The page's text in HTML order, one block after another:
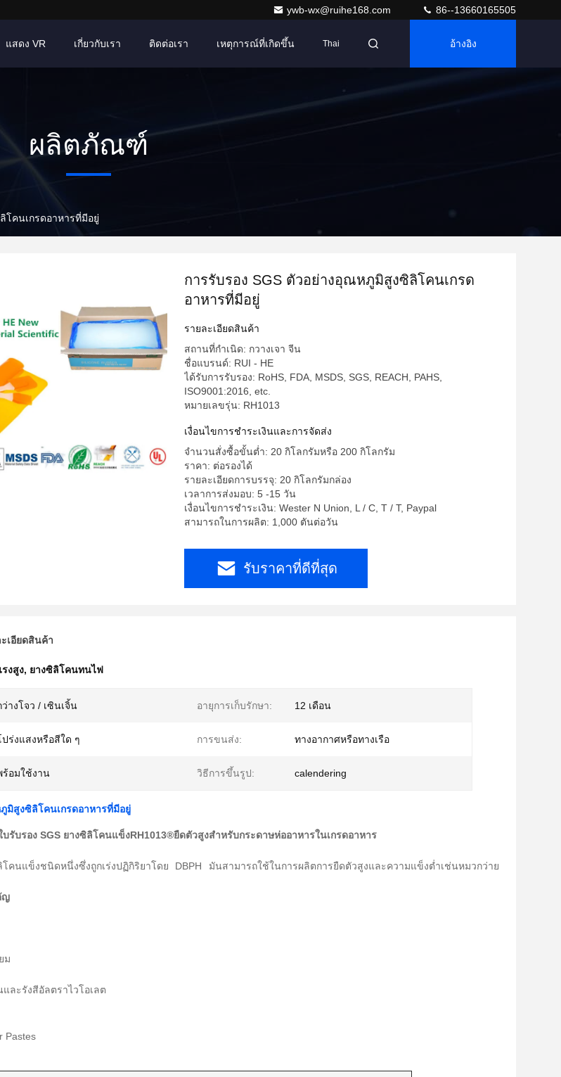
ywb-wx@ruihe168.com 86--13660165505
แสดง VR เกี่ยวกับเรา ติดต่อเรา เหตุการณ์ที่เกิดขึ้น Thai อ้างอิง
ผลิตภัณฑ์
โคนเกรดอาหารที่มีอยู่
การรับรอง SGS ตัวอย่างอุณหภูมิสูงซิลิโคนเกรด
อาหารที่มีอยู่
รายละเอียดสินค้า
สถานที่กำเนิด: กวางเจา จีน
ชื่อแบรนด์: RUI - HE
ได้รับการรับรอง: RoHS, FDA, MSDS, SGS, REACH, PAHS,
ISO9001:2016, etc.
หมายเลขรุ่น: RH1013
เงื่อนไขการชำระเงินและการจัดส่ง
จำนวนสั่งซื้อขั้นต่ำ: 20 กิโลกรัมหรือ 200 กิโลกรัม
ราคา: ต่อรองได้
รายละเอียดการบรรจุ: 20 กิโลกรัมกล่อง
เวลาการส่งมอบ: 5 -15 วัน
เงื่อนไขการชำระเงิน: Wester N Union, L / C, T / T, Paypal
สามารถในการผลิต: 1,000 ตันต่อวัน
รับราคาที่ดีที่สุด
เอียดสินค้า
งสูง, ยางซิลิโคนทนไฟ
ว่างโจว / เซินเจิ้น อายุการเก็บรักษา: 12 เดือน
ปร่งแสงหรือสีใด ๆ การขนส่ง: ทางอากาศหรือทางเรือ
ร้อมใช้งาน วิธีการขึ้นรูป: calendering
มิสูงซิลิโคนเกรดอาหารที่มีอยู่
บรับรอง SGS ยางซิลิโคนแข็งRH1013®ยืดตัวสูงสำหรับกระดาษห่ออาหารในเกรดอาหาร
คนแข็งชนิดหนึ่งซึ่งถูกเร่งปฏิกิริยาโดย DBPH
มันสามารถใช้ในการผลิตการยืดตัวสูงและความแข็งต่ำเช่นหมวกว่าย
ญ
ม
ละรังสีอัลตราไวโอเลต
Pastes